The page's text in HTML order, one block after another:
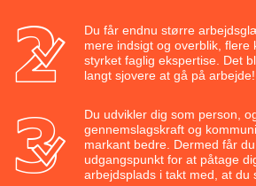
Du får endnu større
mere indsigt og overblik, flere
styrket faglig ekspertise. Det
langt sjovere at gå på arbejde!
Du udvikler dig som person,
gennemslagskraft og
markant bedre. Dermed får
udgangspunkt for at påtage
arbejdsplads i takt med, at du